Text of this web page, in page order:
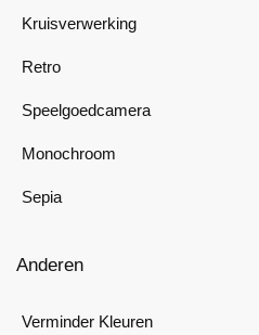
Kruisverwerking
Retro
Speelgoedcamera
Monochroom
Sepia
Anderen
Verminder Kleuren